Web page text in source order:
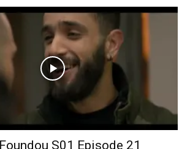
S01 Episode 21